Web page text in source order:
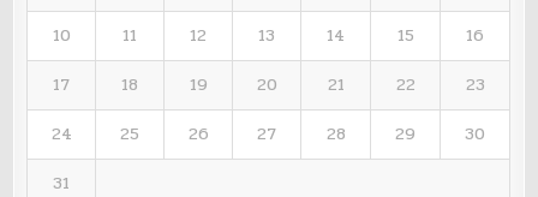
10
11 12 13 14 15
16
17
18 19 20 21 22
23
24
25 26 27 28 29
30
31